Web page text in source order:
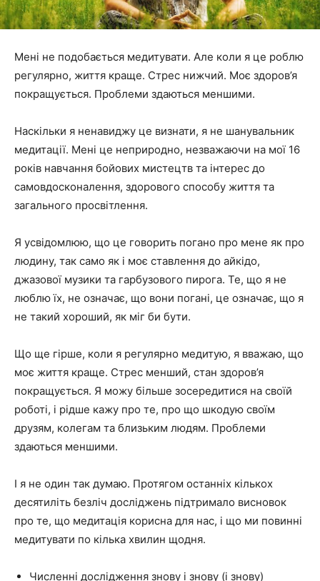
Мені не подобається медитувати. Але коли я це роблю
регулярно, життя краще. Стрес нижчий. Моє здоров’я
покращується. Проблеми здаються меншими.
Наскільки я ненавиджу це визнати, я не шанувальник
медитації. Мені це неприродно, незважаючи на мої 16
років навчання бойових мистецтв та інтерес до
самовдосконалення, здорового способу життя та
загального просвітлення.
Я усвідомлюю, що це говорить погано про мене як про
людину, так само як і моє ставлення до айкідо,
джазової музики та гарбузового пирога. Те, що я не
люблю їх, не означає, що вони погані, це означає, що я
не такий хороший, як міг би бути.
Що ще гірше, коли я регулярно медитую, я вважаю, що
моє життя краще. Стрес менший, стан здоров’я
покращується. Я можу більше зосередитися на своїй
роботі, і рідше кажу про те, про що шкодую своїм
друзям, колегам та близьким людям. Проблеми
здаються меншими.
І я не один так думаю. Протягом останніх кількох
десятиліть безліч досліджень підтримало висновок
про те, що медитація корисна для нас, і що ми повинні
медитувати по кілька хвилин щодня.
Численні дослідження знову і знову (і знову)